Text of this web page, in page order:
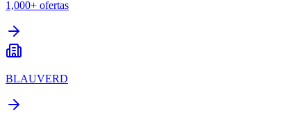
1,000+ ofertas
BLAUVERD